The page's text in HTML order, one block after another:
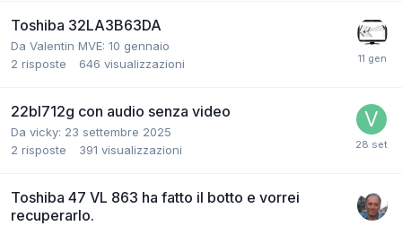
Toshiba 32LA3B63DA
Da Valentin MVE: 10 gennaio
2 risposte 646 visualizzazioni
22bl712g con audio senza video
Da vicky: 23 settembre 2025
2 risposte 391 visualizzazioni
Toshiba 47 VL 863 ha fatto il botto e vorrei
recuperarlo.